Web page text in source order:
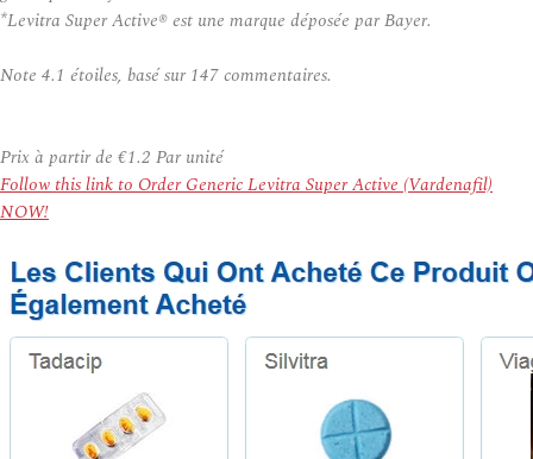
*Levitra Super Active® est une marque déposée par Bayer.
Note 4.1 étoiles, basé sur 147commentaires.
Prix à partir de €1.2 Par unité
Follow this link to Order Generic Levitra Super Active (Vardenafil)
NOW!